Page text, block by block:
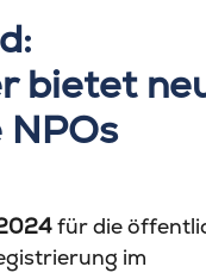
bietet
für die
im